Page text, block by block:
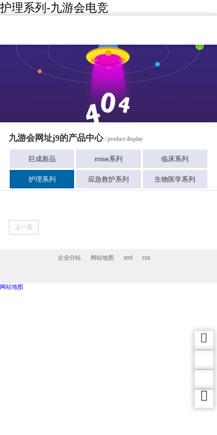
护理系列-九游会电竞
九游会网址j9的产品中心/ product display
巨成新品 mise系列 临床系列
护理系列 应急救护系列 生物医学系列
上一页
企业分站 网站地图 xml rss
网站地图